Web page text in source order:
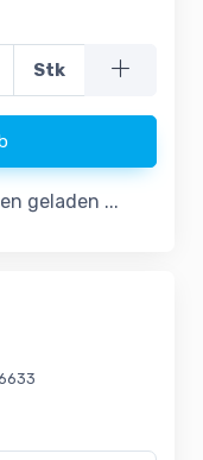
Stk
geladen ...